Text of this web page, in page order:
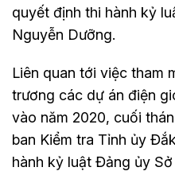
quyết định thi hành kỷ
Nguyễn Dưỡng.
Liên quan tới việc tham
trương các dự án điện
vào năm 2020, cuối
ban Kiểm tra Tỉnh ủy
hành kỷ luật Đảng ủy